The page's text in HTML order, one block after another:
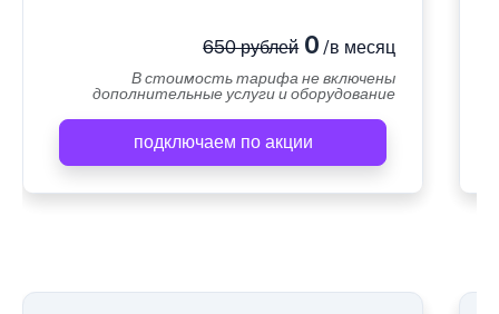
650 рублей0 /в месяц
В стоимость тарифа не включены
дополнительные услуги и оборудование
подключаем по акции